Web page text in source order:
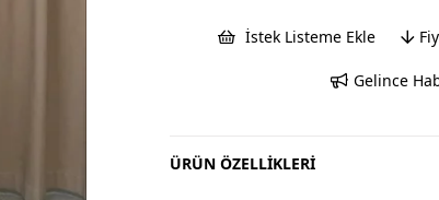
İstek Listeme Ekle
Gelince
ÜRÜN ÖZELLIKLERI